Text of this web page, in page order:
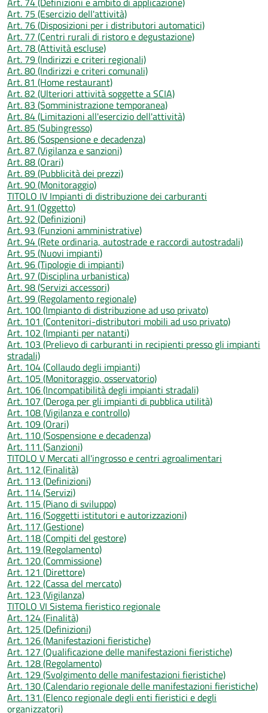
Art. 75 (Esercizio dell'attività)
Art. 76 (Disposizioni per i distributori automatici)
Art. 77 (Centri rurali di ristoro e degustazione)
Art. 78 (Attività escluse)
Art. 79 (Indirizzi e criteri regionali)
Art. 80 (Indirizzi e criteri comunali)
Art. 81 (Home restaurant)
Art. 82 (Ulteriori attività soggette a SCIA)
Art. 83 (Somministrazione temporanea)
Art. 84 (Limitazioni all'esercizio dell'attività)
Art. 85 (Subingresso)
Art. 86 (Sospensione e decadenza)
Art. 87 (Vigilanza e sanzioni)
Art. 88 (Orari)
Art. 89 (Pubblicità dei prezzi)
Art. 90 (Monitoraggio)
TITOLO IV Impianti di distribuzione dei carburanti
Art. 91 (Oggetto)
Art. 92 (Definizioni)
Art. 93 (Funzioni amministrative)
Art. 94 (Rete ordinaria, autostrade e raccordi autostradali)
Art. 95 (Nuovi impianti)
Art. 96 (Tipologie di impianti)
Art. 97 (Disciplina urbanistica)
Art. 98 (Servizi accessori)
Art. 99 (Regolamento regionale)
Art. 100 (Impianto di distribuzione ad uso privato)
Art. 101 (Contenitori-distributori mobili ad uso privato)
Art. 102 (Impianti per natanti)
Art. 103 (Prelievo di carburanti in recipienti presso gli impianti
stradali)
Art. 104 (Collaudo degli impianti)
Art. 105 (Monitoraggio, osservatorio)
Art. 106 (Incompatibilità degli impianti stradali)
Art. 107 (Deroga per gli impianti di pubblica utilità)
Art. 108 (Vigilanza e controllo)
Art. 109 (Orari)
Art. 110 (Sospensione e decadenza)
Art. 111 (Sanzioni)
TITOLO V Mercati all'ingrosso e centri agroalimentari
Art. 112 (Finalità)
Art. 113 (Definizioni)
Art. 114 (Servizi)
Art. 115 (Piano di sviluppo)
Art. 116 (Soggetti istitutori e autorizzazioni)
Art. 117 (Gestione)
Art. 118 (Compiti del gestore)
Art. 119 (Regolamento)
Art. 120 (Commissione)
Art. 121 (Direttore)
Art. 122 (Cassa del mercato)
Art. 123 (Vigilanza)
TITOLO VI Sistema fieristico regionale
Art. 124 (Finalità)
Art. 125 (Definizioni)
Art. 126 (Manifestazioni fieristiche)
Art. 127 (Qualificazione delle manifestazioni fieristiche)
Art. 128 (Regolamento)
Art. 129 (Svolgimento delle manifestazioni fieristiche)
Art. 130 (Calendario regionale delle manifestazioni fieristiche)
Art. 131 (Elenco regionale degli enti fieristici e degli
organizzatori)